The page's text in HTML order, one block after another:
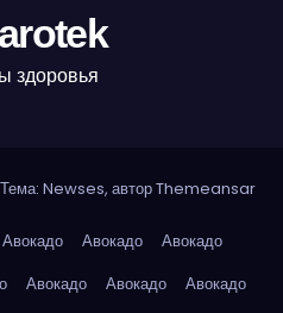
здоровья
Тема: Newses, авторThemeansar
Авокадо Авокадо
Авокадо
Авокадо Авокадо
Авокадо